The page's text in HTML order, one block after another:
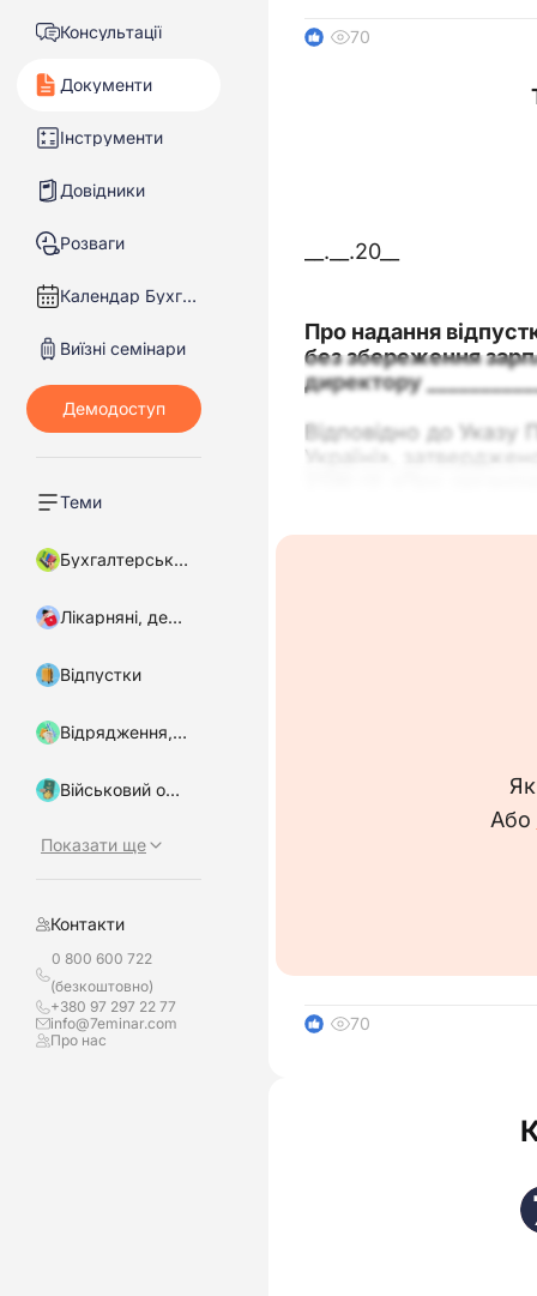
Консультації
Документи
Інструменти
Довідники
Розваги
Календар Бухгалтера
Виїзні семінари
Теми
Бухгалтерський облік
Лікарняні, декретні
Відпустки
Відрядження, підзвітні кошти
Військовий облік, бронювання
Показати ще
Контакти
0 800 600 722
(безкоштовно)
+380 97 297 22 77
info@7eminar.com
Про нас
1 70
__.__.20__
Про надання
без збереження
директору
Відповідно до
Україні»,
Або
1 70